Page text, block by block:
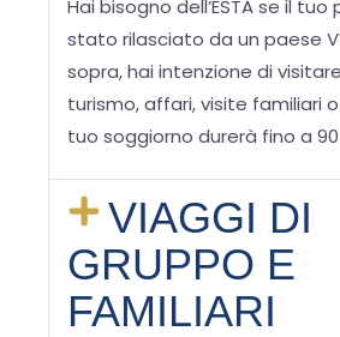
Hai bisogno dell’ESTA se il
stato rilasciato da un paese
sopra, hai intenzione di
turismo, affari, visite familiari
tuo soggiorno durerà fino a 90
VIAGGI DI
GRUPPO E
FAMILIARI